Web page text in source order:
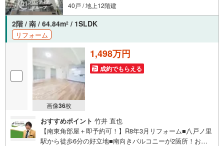
40戸 / 地上12階建
2階 / 南 / 64.84m2 / 1SLDK
リフォーム
画像36枚
1,498万円
成約でもらえる
おすすめポイント 竹井 直也
【南東角部屋＋即予約可！】R8年3月リフォーム■八戸ノ里
駅から徒歩6分の好立地■南向きバルコニーが2箇所！お洗